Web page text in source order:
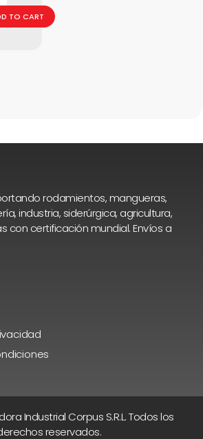
TO CART
rodamientos, mangueras,
industria, siderúrgica, agricultura,
con certificación mundial. Envíos a
Industrial Corpus S.R.L. Todos los
reservados.